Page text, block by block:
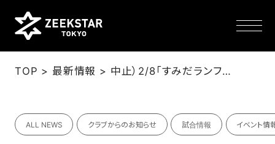
NEWS
TOP > 最新情報 > 中止）2/8「すみだランフェスタ2026」に参加！（2/6更新）
ALL NEWS クラブからのお知らせ 試合情報 イベント情